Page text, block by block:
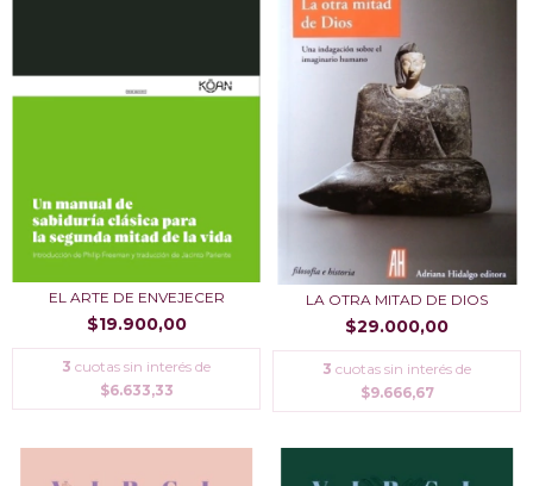
EL ARTE DE ENVEJECER
$19.900,00
3 cuotas sin interés de
$6.633,33
LA OTRA MITAD DE DIOS
$29.000,00
3 cuotas sin interés de
$9.666,67